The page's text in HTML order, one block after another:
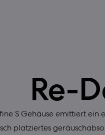
Re-
S Gehäuse emittiert
platziertes